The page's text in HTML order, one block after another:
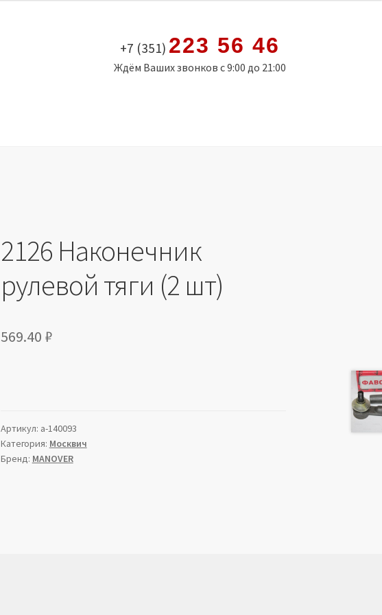
+7 (351) 223 56 46
Ждём Ваших звонков с 9:00 до 21:00
2126 Наконечник
рулевой тяги (2 шт)
569.40 ₽
Артикул: a-140093
Категория: Москвич
Бренд: MANOVER